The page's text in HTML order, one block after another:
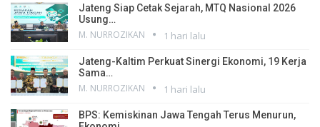
Jateng Siap Cetak Sejarah, MTQ Nasional 2026
Usung…
M. NURROZIKAN 1 hari lalu
Jateng-Kaltim Perkuat Sinergi Ekonomi, 19 Kerja
Sama…
M. NURROZIKAN 1 hari lalu
BPS: Kemiskinan Jawa Tengah Terus Menurun,